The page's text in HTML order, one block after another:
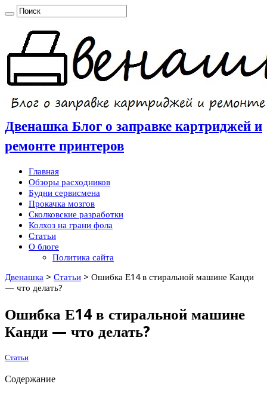
Двенашка Блог о заправке картриджей и
ремонте принтеров
Главная
Обзоры расходников
Будни сервисмена
Прокачка мозгов
Сколковские разработки
Колхоз на грани фола
Статьи
О блоге
Политика сайта
Двенашка > Статьи > Ошибка Е14 в стиральной машине Канди
— что делать?
Ошибка Е14 в стиральной машине
Канди — что делать?
Статьи
Содержание